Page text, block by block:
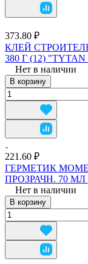
373.80 ₽
КЛЕЙ
380 Г (12)
Нет в наличии
В корзину
221.60 ₽
ГЕРМЕТИК
ПРОЗРАЧН. 70 МЛ
Нет в наличии
В корзину